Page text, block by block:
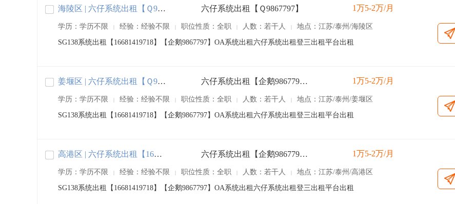
海陵区 | 六仔系统出租【Ｑ9867797】 六仔系统出租【Ｑ9867797】 1万5-2万/月
学历：学历不限 | 经验：经验不限 | 职位性质：全职 | 人数：若干人 | 地点：江苏/泰州/海陵区
SG138系统出租【16681419718】【企鹅9867797】OA系统出租六仔系统出租登三出租平台出租
姜堰区 | 六仔系统出租【Ｑ9867797】 六仔系统出租【企鹅9867797】 1万5-2万/月
学历：学历不限 | 经验：经验不限 | 职位性质：全职 | 人数：若干人 | 地点：江苏/泰州/姜堰区
SG138系统出租【16681419718】【企鹅9867797】OA系统出租六仔系统出租登三出租平台出租
高港区 | 六仔系统出租【16681419718】 六仔系统出租【企鹅9867797】 1万5-2万/月
学历：学历不限 | 经验：经验不限 | 职位性质：全职 | 人数：若干人 | 地点：江苏/泰州/高港区
SG138系统出租【16681419718】【企鹅9867797】OA系统出租六仔系统出租登三出租平台出租